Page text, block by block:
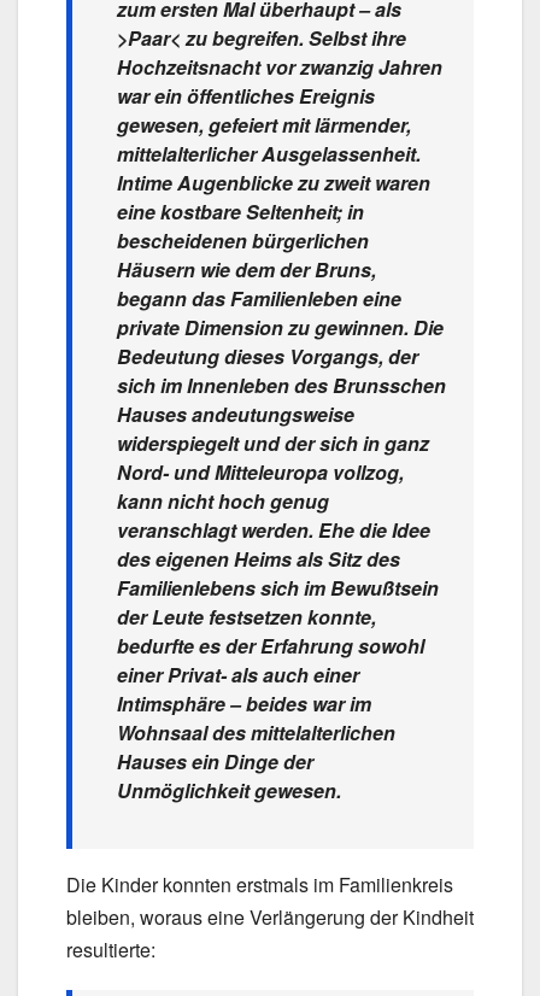
zum ersten Mal überhaupt – als
>Paar< zu begreifen. Selbst ihre
Hochzeitsnacht vor zwanzig Jahren
war ein öffentliches Ereignis
gewesen, gefeiert mit lärmender,
mittelalterlicher Ausgelassenheit.
Intime Augenblicke zu zweit waren
eine kostbare Seltenheit; in
bescheidenen bürgerlichen
Häusern wie dem der Bruns,
begann das Familienleben eine
private Dimension zu gewinnen. Die
Bedeutung dieses Vorgangs, der
sich im Innenleben des Brunsschen
Hauses andeutungsweise
widerspiegelt und der sich in ganz
Nord- und Mitteleuropa vollzog,
kann nicht hoch genug
veranschlagt werden. Ehe die Idee
des eigenen Heims als Sitz des
Familienlebens sich im Bewußtsein
der Leute festsetzen konnte,
bedurfte es der Erfahrung sowohl
einer Privat- als auch einer
Intimsphäre – beides war im
Wohnsaal des mittelalterlichen
Hauses ein Dinge der
Unmöglichkeit gewesen.
Die Kinder konnten erstmals im Familienkreis
bleiben, woraus eine Verlängerung der Kindheit
resultierte: